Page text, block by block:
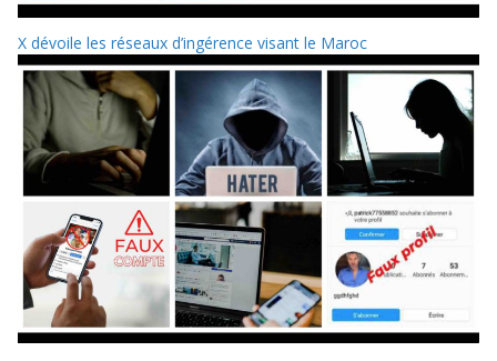
X dévoile les réseaux d’ingérence visant le Maroc